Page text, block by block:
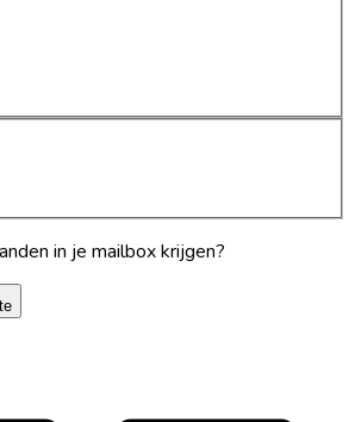
in je mailbox krijgen?